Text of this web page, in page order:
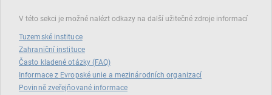
V této sekci je možné nalézt odkazy na další užitečné zdroje informací
Tuzemské instituce
Zahraniční instituce
Často kladené otázky (FAQ)
Informace z Evropské unie a mezinárodních organizací
Povinně zveřejňované informace